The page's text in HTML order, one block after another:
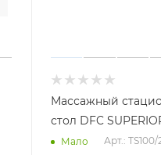
Массажный
стол DFC
Мало Арт.: TS100/